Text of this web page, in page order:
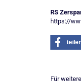
RS
https://
Für